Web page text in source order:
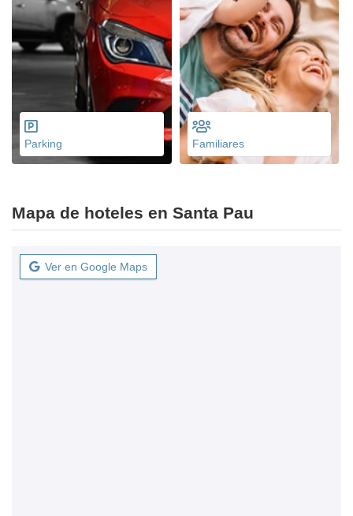
Parking Familiares
Mapa de hoteles en Santa Pau
Ver en Google Maps